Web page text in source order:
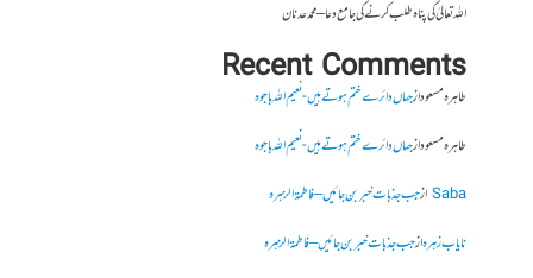
اللہ تعالیٰ کی پناہ طلب کرنے کی جامع دعا – محمد عدنان
Recent Comments
طاہرہ مسعودازجہاں دائرے ختم ہوتے ہیں- نعیم اللہ باجوہ
طاہرہ مسعودازجہاں دائرے ختم ہوتے ہیں- نعیم اللہ باجوہ
Sabaازجب جذبات خبر بن جائیں – فاطمۃالزہرہ
نایاب زہرہازجب جذبات خبر بن جائیں – فاطمۃالزہرہ